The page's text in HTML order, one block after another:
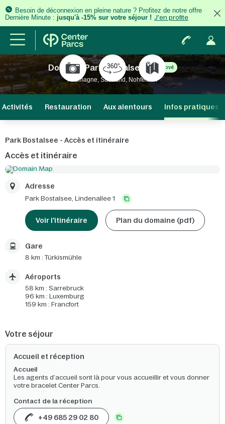
Besoin de déconnexion en pleine nature ? Profitez de notre offre
Dernière Minute : jusqu'à -15% sur votre séjour ! J'en profite
Domaine Park Bostalsee Rénové
Allemagne, Saarland, Nohfelden
Activités Restauration Aux alentours Infos pratiques
Park Bostalsee - Accès et itinéraire
Accès et itinéraire
Adresse
Park Bostalsee, Lindenallee 1
Voir l'itinéraire Plan du domaine (pdf)
Gare
8 km : Türkismühle
Aéroports
58 km : Sarrebruck
96 km : Luxemburg
159 km : Francfort
Votre séjour
Accueil et réception
Accueil
Les agents d’accueil sont là pour vous accueillir et vous donner
votre bracelet Center Parcs.
Contact de la réception
+49 685 29 02 80